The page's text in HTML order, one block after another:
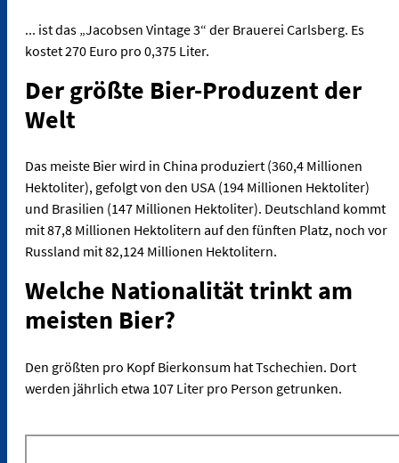
... ist das „Jacobsen Vintage 3“ der Brauerei Carlsberg. Es
kostet 270 Euro pro 0,375 Liter.
Der größte Bier-Produzent der
Welt
Das meiste Bier wird in China produziert (360,4 Millionen
Hektoliter), gefolgt von den USA (194 Millionen Hektoliter)
und Brasilien (147 Millionen Hektoliter). Deutschland kommt
mit 87,8 Millionen Hektolitern auf den fünften Platz, noch vor
Russland mit 82,124 Millionen Hektolitern.
Welche Nationalität trinkt am
meisten Bier?
Den größten pro Kopf Bierkonsum hat Tschechien. Dort
werden jährlich etwa 107 Liter pro Person getrunken.